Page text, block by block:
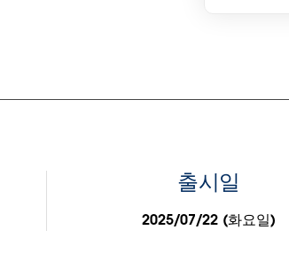
출시일
2025/07/22 (화요일)